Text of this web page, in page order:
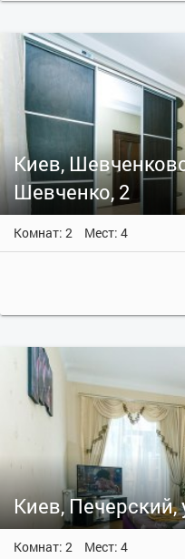
Киев,
Шевченко, 2
Комнат: 2 Мест: 4
Киев, Печерский,
Комнат: 2 Мест: 4